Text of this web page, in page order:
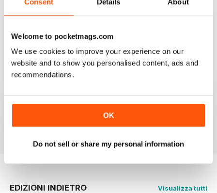
Welcome to pocketmags.com
We use cookies to improve your experience on our
website and to show you personalised content, ads and
recommendations.
OK
Do not sell or share my personal information
Great reading for those who are fans of Angling
Recensito 09 luglio 2019
EDIZIONI INDIETRO Visualizza tutti